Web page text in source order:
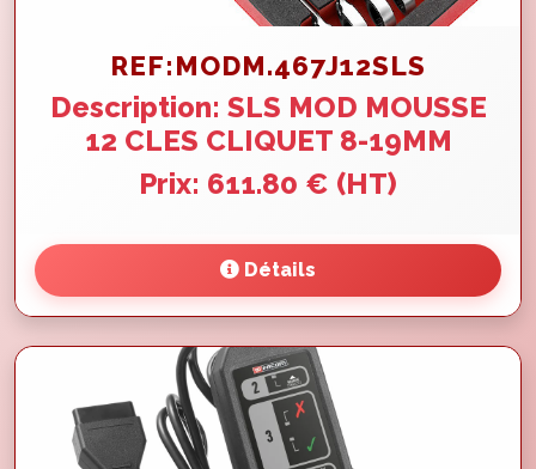
REF:MODM.467J12SLS
Description: SLS MOD MOUSSE
12 CLES CLIQUET 8-19MM
Prix: 611.80 € (HT)
Détails